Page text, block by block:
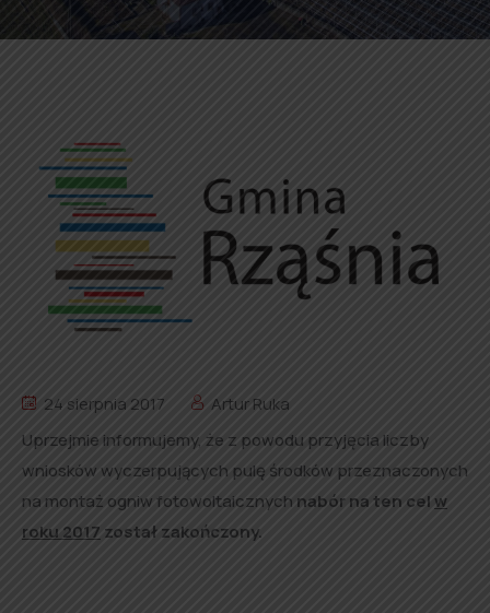
24 sierpnia 2017
Artur Ruka
Uprzejmie informujemy, że z powodu przyjęcia liczby
wniosków wyczerpujących pulę środków przeznaczonych
na montaż ogniw fotowoltaicznych nabór na ten celw
roku 2017 został zakończony.